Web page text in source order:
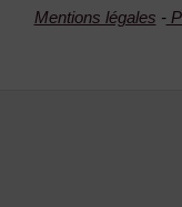
Mentions légales -